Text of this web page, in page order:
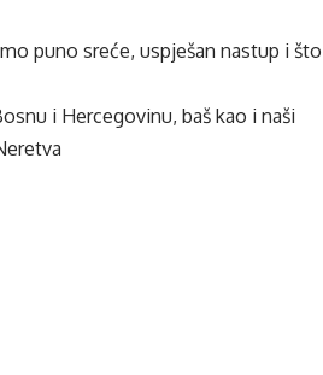
puno sreće, uspješan nastup i
i Hercegovinu, baš kao i naši